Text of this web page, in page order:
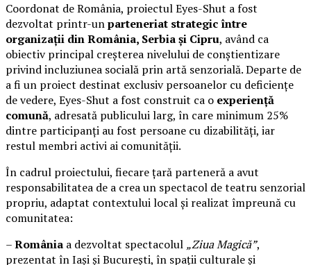
Coordonat de România, proiectul Eyes-Shut a fost
dezvoltat printr-unparteneriat strategic între
organizații din România, Serbia și Cipru, având ca
obiectiv principal creșterea nivelului de conștientizare
privind incluziunea socială prin artă senzorială. Departe de
a fi un proiect destinat exclusiv persoanelor cu deficiențe
de vedere, Eyes-Shut a fost construit ca o experiență
comună, adresată publicului larg, în care minimum 25%
dintre participanți au fost persoane cu dizabilități, iar
restul membri activi ai comunității.
În cadrul proiectului, fiecare țară parteneră a avut
responsabilitatea de a crea un spectacol de teatru senzorial
propriu, adaptat contextului local și realizat împreună cu
comunitatea:
–România a dezvoltat spectacolul „Ziua Magică”,
prezentat în Iași și București, în spații culturale și